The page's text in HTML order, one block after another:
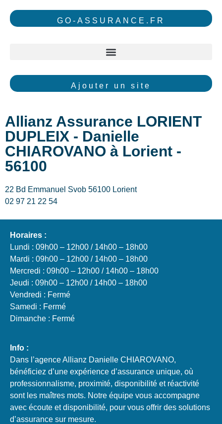
GO-ASSURANCE.FR
Ajouter un site
Allianz Assurance LORIENT
DUPLEIX - Danielle
CHIAROVANO à Lorient -
56100
22 Bd Emmanuel Svob 56100 Lorient
02 97 21 22 54
Horaires :
Lundi : 09h00 – 12h00 / 14h00 – 18h00
Mardi : 09h00 – 12h00 / 14h00 – 18h00
Mercredi : 09h00 – 12h00 / 14h00 – 18h00
Jeudi : 09h00 – 12h00 / 14h00 – 18h00
Vendredi : Fermé
Samedi : Fermé
Dimanche : Fermé
Info :
Dans l’agence Allianz Danielle CHIAROVANO,
bénéficiez d’une expérience d’assurance unique, où
professionnalisme, proximité, disponibilité et réactivité
sont les maîtres mots. Notre équipe vous accompagne
avec écoute et disponibilité, pour vous offrir des solutions
d’assurance sur mesure.